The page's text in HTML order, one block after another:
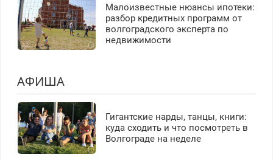
Малоизвестные нюансы ипотеки:
разбор кредитных программ от
волгоградского эксперта по
недвижимости
АФИША
Гигантские нарды, танцы, книги:
куда сходить и что посмотреть в
Волгограде на неделе